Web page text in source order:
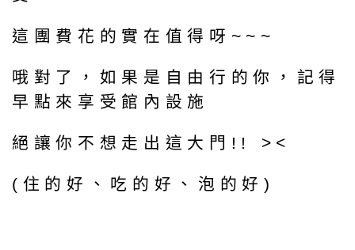
這團費花的實在值得呀~~~
哦對了，如果是自由行的你，記得
早點來享受館內設施
絕讓你不想走出這大門!! ><
(住的好、吃的好、泡的好)